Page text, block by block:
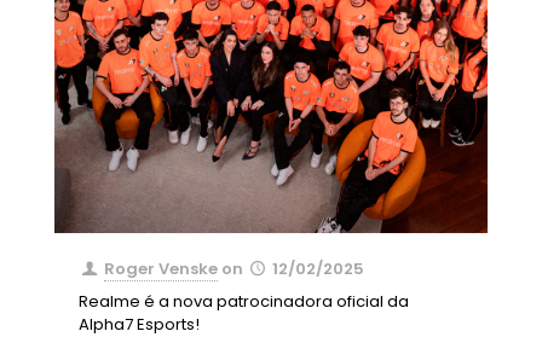
Roger Venske on
12/02/2025
Realme é a nova patrocinadora oficial da
Alpha7 Esports!